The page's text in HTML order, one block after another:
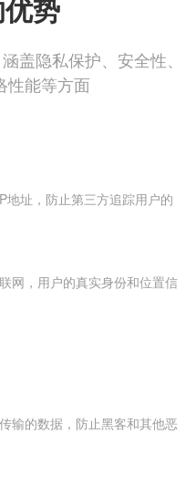
势
盖隐私保护、安全性、
性能等方面
地址，防止第三方追踪用户的
网，用户的真实身份和位置信
输的数据，防止黑客和其他恶